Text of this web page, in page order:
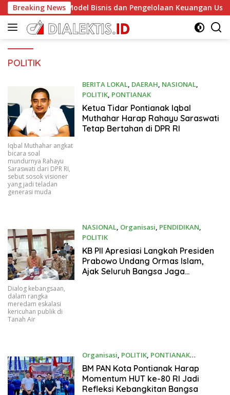
Langsung
ke
konten
Breaking News
Kapasitas Model Bisnis dan Pengelolaan Keuangan Usaha
POLITIK
Iqbal Muthahar angkat
bicara soal
mundurnya Rahayu
Saraswati dari DPR RI,
sebut sosok visioner
yang jadi teladan
generasi muda
BERITA LOKAL, DAERAH, NASIONAL,
POLITIK, PONTIANAK
09/12/2025
Ketua Tidar Pontianak Iqbal
Muthahar Harap Rahayu Saraswati
Tetap Bertahan di DPR RI
Dialog kebangsaan,
dalam rangka
meredam eskalasi
kericuhan publik di
Tanah Air
NASIONAL, Organisasi, PENDIDIKAN,
POLITIK
08/30/2025
KB PII Apresiasi Langkah Presiden
Prabowo Undang Ormas Islam,
Ajak Seluruh Bangsa Jaga
Organisasi, POLITIK, PONTIANAK
08/17/2025
BM PAN Kota Pontianak Harap
Momentum HUT ke-80 RI Jadi
Refleksi Kebangkitan Bangsa